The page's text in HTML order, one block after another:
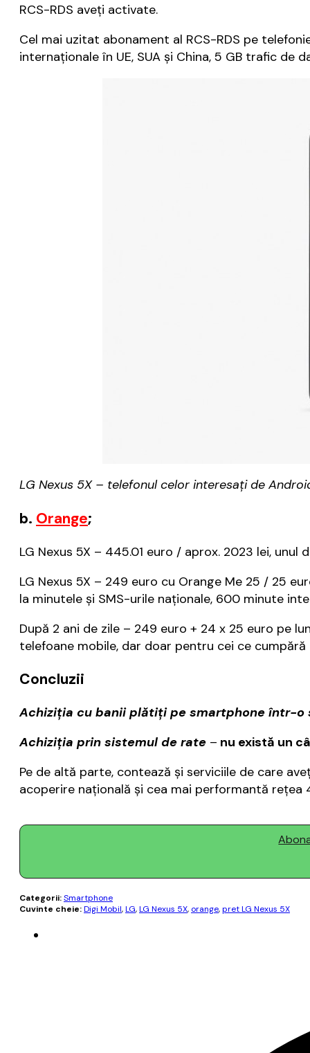
RCS-RDS aveți activate.
Cel mai uzitat abonament al RCS-RDS pe
internaționale în UE, SUA și China, 5 GB trafic de
LG Nexus 5X – telefonul celor interesați de
b. Orange;
LG Nexus 5X – 445.01 euro / aprox. 2023 lei,
LG Nexus 5X – 249 euro cu Orange Me 25 / 25
la minutele și SMS-urile naționale, 600 minute
După 2 ani de zile – 249 euro + 24 x 25 euro pe
telefoane mobile, dar doar pentru cei ce
Concluzii
Achiziția cu banii plătiți pe smartphone într-o
Achiziția prin sistemul de rate – nu există un
Pe de altă parte, contează și serviciile de care
acoperire națională și cea mai performantă rețea
Categorii:Smartphone
Cuvinte cheie:Digi Mobil,LG,LG Nexus 5X, orange,pret LG Nexus 5X